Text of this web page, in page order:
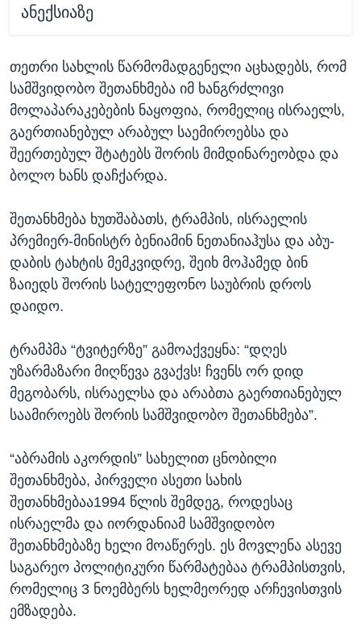
ანექსიაზე
თეთრი სახლის წარმომადგენელი აცხადებს, რომ
სამშვიდობო შეთანხმება იმ ხანგრძლივი
მოლაპარაკებების ნაყოფია, რომელიც ისრაელს,
გაერთიანებულ არაბულ საემიროებსა და
შეერთებულ შტატებს შორის მიმდინარეობდა და
ბოლო ხანს დაჩქარდა.
შეთანხმება ხუთშაბათს, ტრამპის, ისრაელის
პრემიერ-მინისტრ ბენიამინ ნეთანიაჰუსა და აბუ-
დაბის ტახტის მემკვიდრე, შეიხ მოჰამედ ბინ
ზაიედს შორის სატელეფონო საუბრის დროს
დაიდო.
ტრამპმა “ტვიტერზე” გამოაქვეყნა: “დღეს
უზარმაზარი მიღწევა გვაქვს! ჩვენს ორ დიდ
მეგობარს, ისრაელსა და არაბთა გაერთიანებულ
საამიროებს შორის სამშვიდობო შეთანხმება”.
“აბრამის აკორდის” სახელით ცნობილი
შეთანხმება, პირველი ასეთი სახის
შეთანხმებაა1994 წლის შემდეგ, როდესაც
ისრაელმა და იორდანიამ სამშვიდობო
შეთანხმებაზე ხელი მოაწერეს. ეს მოვლენა ასევე
საგარეო პოლიტიკური წარმატებაა ტრამპისთვის,
რომელიც 3 ნოემბერს ხელმეორედ არჩევისთვის
ემზადება.